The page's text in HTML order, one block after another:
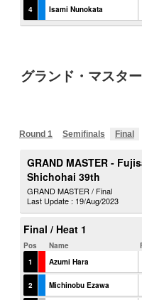
グランド・マスター
Round 1 Semifinals Final